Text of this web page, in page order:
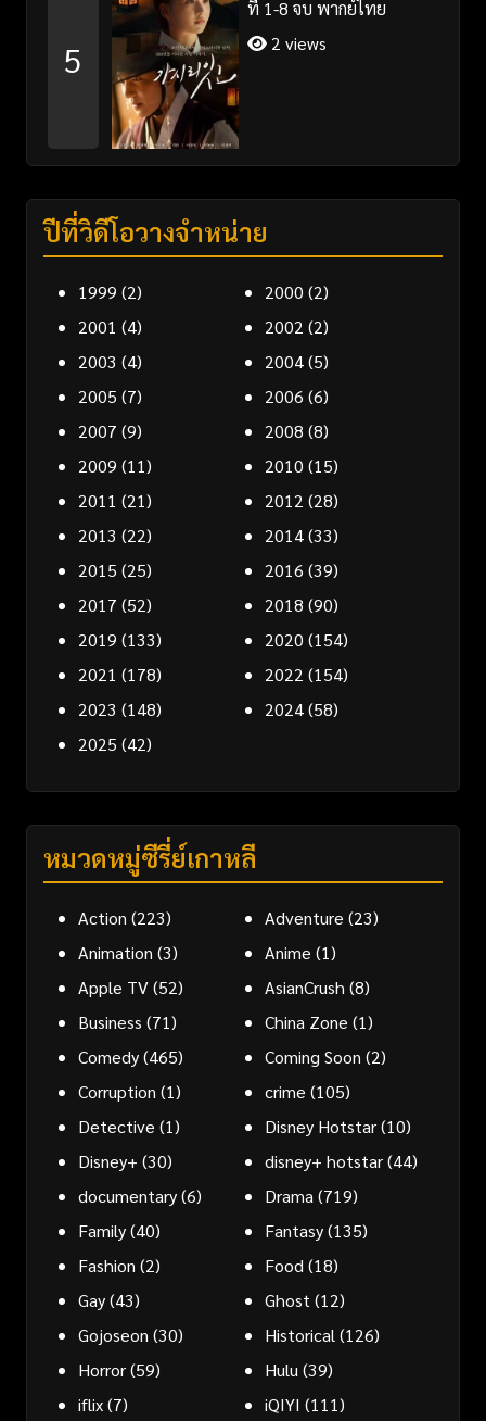
5
ที่ 1-8 จบ พากย์ไทย
2 views
ปีที่วิดีโอวางจำหน่าย
1999 (2) 2000 (2)
2001 (4) 2002 (2)
2003 (4) 2004(5)
2005 (7) 2006 (6)
2007 (9) 2008 (8)
2009 (11) 2010 (15)
2011 (21) 2012 (28)
2013 (22) 2014(33)
2015 (25) 2016 (39)
2017 (52) 2018 (90)
2019 (133) 2020 (154)
2021 (178) 2022 (154)
2023 (148) 2024(58)
2025 (42)
หมวดหมู่ซีรี่ย์เกาหลี
Action (223) Adventure (23)
Animation (3) Anime (1)
Apple TV(52) AsianCrush (8)
Business (71) China Zone (1)
Comedy(465) Coming Soon (2)
Corruption (1) crime (105)
Detective (1) Disney Hotstar(10)
Disney+ (30) disney+ hotstar(44)
documentary(6) Drama (719)
Family(40) Fantasy(135)
Fashion (2) Food (18)
Gay(43) Ghost (12)
Gojoseon (30) Historical (126)
Horror(59) Hulu (39)
iflix(7) iQIYI (111)